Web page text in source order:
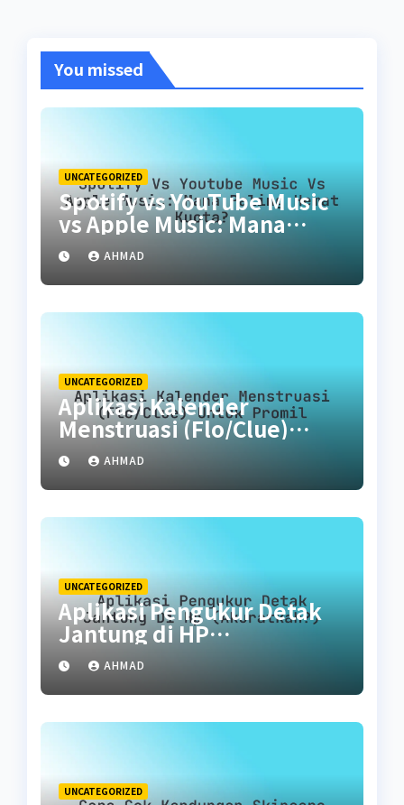
You missed
UNCATEGORIZED
Spotify vs YouTube Music
vs Apple Music: Mana
Paling Hemat Kuota?
AHMAD
UNCATEGORIZED
Aplikasi Kalender
Menstruasi (Flo/Clue)
untuk Promil
AHMAD
UNCATEGORIZED
Aplikasi Pengukur Detak
Jantung di HP
(Akuratkah?)
AHMAD
UNCATEGORIZED